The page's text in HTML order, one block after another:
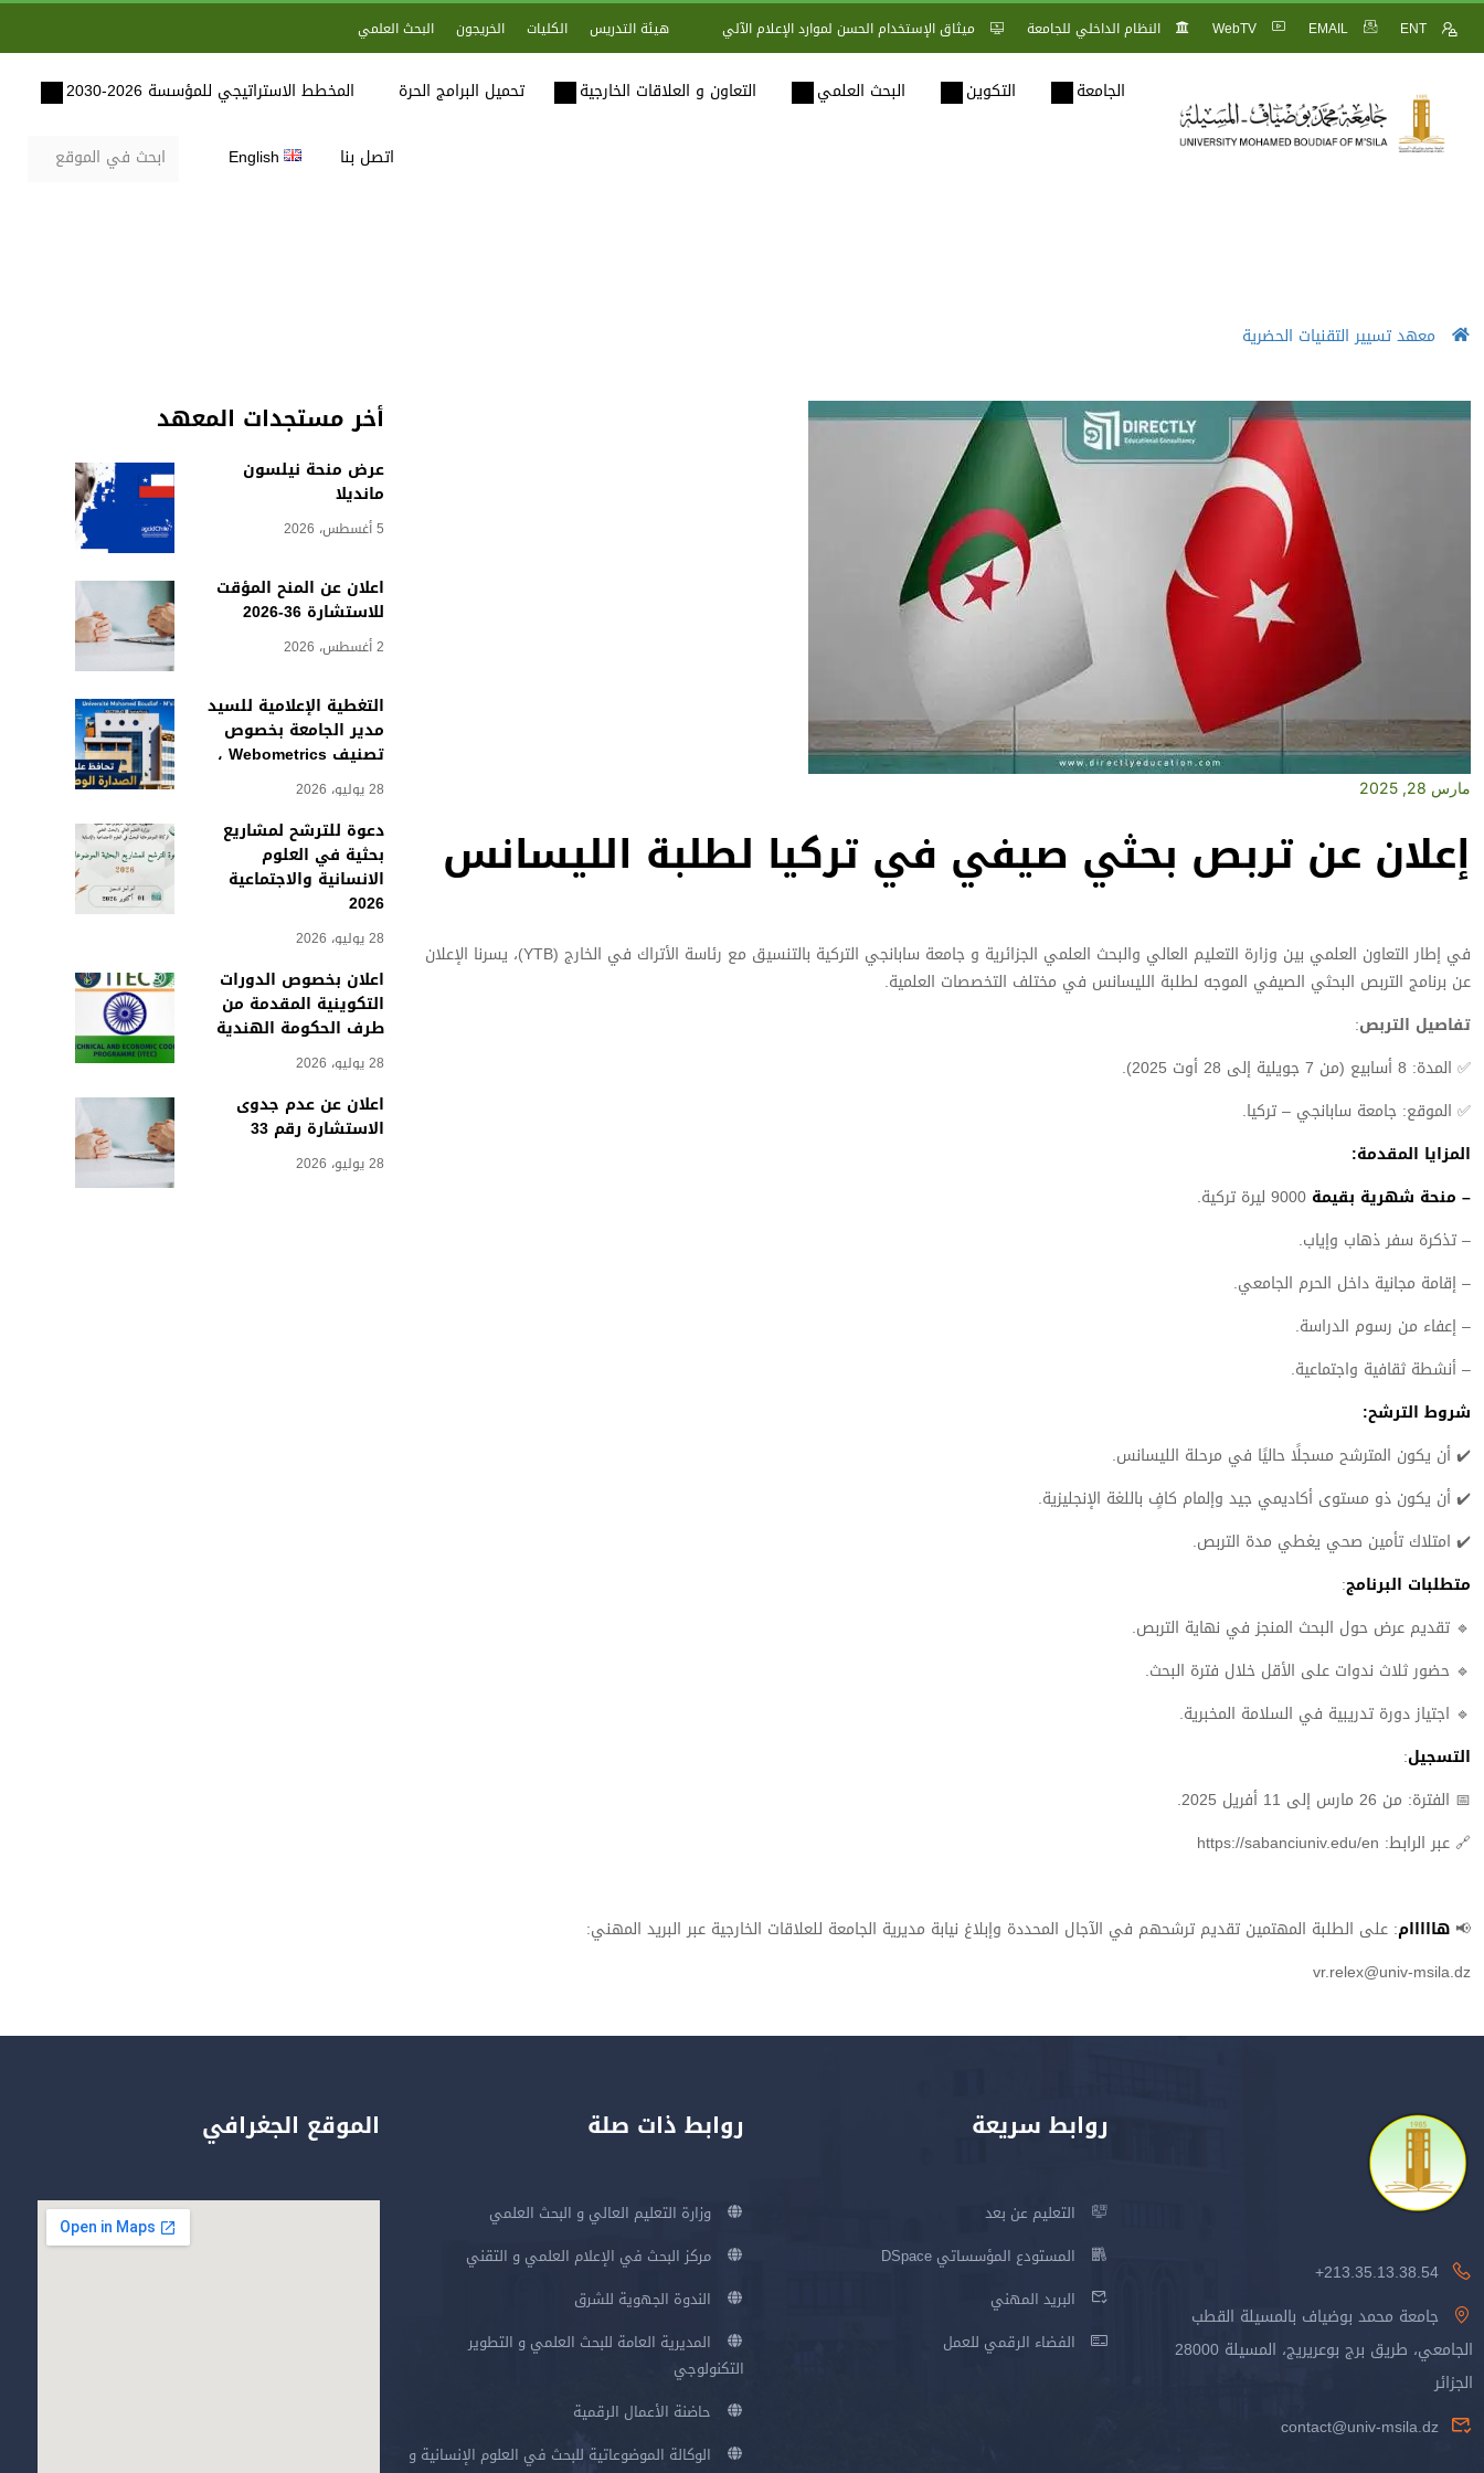
ENT
EMAIL
WebTV النظام الداخلي للجامعة ميثاق الإستخدام الحسن لموارد الإعلام الآلي هيئة التدريس الكليات الخريجون البحث العلمي
الجامعة التكوين البحث العلمي التعاون و العلاقات الخارجية تحميل البرامج الحرة المخطط الاستراتيجي للمؤسسة 2026-2030
اتصل بنا English
معهد تسيير التقنيات الحضرية
أخر مستجدات المعهد
عرض منحة نيلسون
مانديلا
5 أغسطس، 2026
اعلان عن المنح المؤقت
للاستشارة 36-2026
2 أغسطس، 2026
التغطية الإعلامية للسيد
مدير الجامعة بخصوص
تصنيف Webometrics ،
28 يوليو، 2026
دعوة للترشح لمشاريع
بحثية في العلوم
الانسانية والاجتماعية
2026
28 يوليو، 2026
اعلان بخصوص الدورات
التكوينية المقدمة من
طرف الحكومة الهندية
28 يوليو، 2026
اعلان عن عدم جدوى
الاستشارة رقم 33
28 يوليو، 2026
مارس 28, 2025
إعلان عن تربص بحثي صيفي في تركيا لطلبة الليسانس
في إطار التعاون العلمي بين وزارة التعليم العالي والبحث العلمي الجزائرية و جامعة سابانجي التركية بالتنسيق مع رئاسة الأتراك في الخارج (YTB)، يسرنا الإعلان
عن برنامج التربص البحثي الصيفي الموجه لطلبة الليسانس في مختلف التخصصات العلمية.
تفاصيل التربص:
✅ المدة: 8 أسابيع (من 7 جويلية إلى 28 أوت 2025).
✅ الموقع: جامعة سابانجي – تركيا.
المزايا المقدمة:
– منحة شهرية بقيمة
– تذكرة سفر ذهاب وإياب.
– إقامة مجانية داخل الحرم الجامعي.
– إعفاء من رسوم الدراسة.
– أنشطة ثقافية واجتماعية.
شروط الترشح:
✔️ أن يكون المترشح مسجلًا حاليًا في مرحلة الليسانس.
✔️ أن يكون ذو مستوى أكاديمي جيد وإلمام كافٍ باللغة الإنجليزية.
✔️ امتلاك تأمين صحي يغطي مدة التربص.
متطلبات البرنامج:
🔹 تقديم عرض حول البحث المنجز في نهاية التربص.
🔹 حضور ثلاث ندوات على الأقل خلال فترة البحث.
🔹 اجتياز دورة تدريبية في السلامة المخبرية.
التسجيل:
📅 الفترة: من 26 مارس إلى 11 أفريل 2025.
🔗 عبر الرابط: https://sabanciuniv.edu/en
📢 هااااام: على الطلبة المهتمين تقديم ترشحهم في الآجال المحددة وإبلاغ نيابة مديرية الجامعة للعلاقات الخارجية عبر البريد المهني:
vr.relex@univ-msila.dz
213.35.13.38.54+
جامعة محمد بوضياف بالمسيلة القطب
الجامعي، طريق برج بوعريريج، المسيلة 28000
الجزائر
contact@univ-msila.dz
روابط سريعة
التعليم عن بعد
المستودع المؤسساتي DSpace
البريد المهني
الفضاء الرقمي للعمل
روابط ذات صلة
وزارة التعليم العالي و البحث العلمي
مركز البحث في الإعلام العلمي و التقني
الندوة الجهوية للشرق
المديرية العامة للبحث العلمي و التطوير
التكنولوجي
حاضنة الأعمال الرقمية
الوكالة الموضوعاتية للبحث في العلوم الإنسانية و
الموقع الجغرافي